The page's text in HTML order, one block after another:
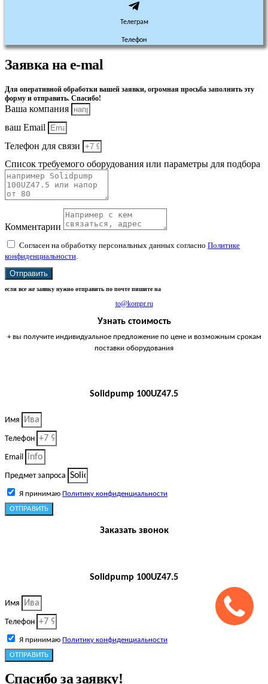
Телеграм
Телефон
Заявка на e-mal
Для оперативной обработки вашей заявки, огромная просьба заполнить эту
форму и отправить. Спасибо!
Ваша компания
ваш Email
Телефон для связи
Список требуемого оборудования или параметры для подбора
Комментарии
Согласен на обработку персональных данных согласно Политике
конфиденциальности
Отправить
если все же заявку нужно отправить по почте пишите на
to@kompr.ru
Узнать стоимость
+ вы получите индивидуальное предложение по цене и возможным срокам
поставки оборудования
Solidpump 100UZ47.5
Имя
Телефон
Email
Предмет запроса
Я принимаю Политику конфиденциальности
ОТПРАВИТЬ
Заказать звонок
Solidpump 100UZ47.5
Имя
Телефон
Я принимаю Политику конфиденциальности
ОТПРАВИТЬ
Спасибо за заявку!